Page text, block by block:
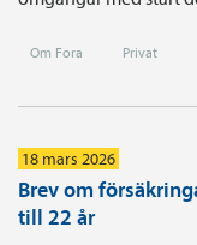
Om Fora Privat
18 mars 2026
Brev om
till 22 år